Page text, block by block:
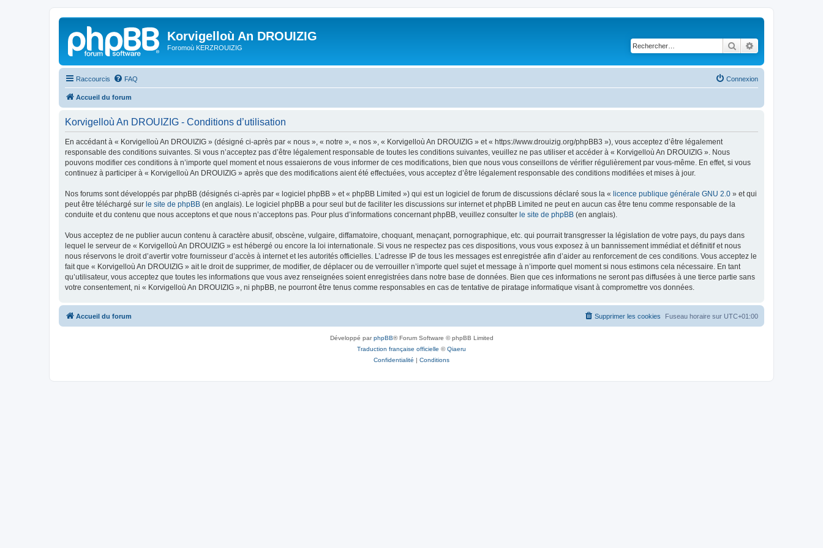
Korvigelloù An DROUIZIG
Foromoù KERZROUIZIG Rechercher
Raccourcis FAQ Connexion
Accueil du forum
Korvigelloù An DROUIZIG - Conditions d’utilisation
En accédant à « Korvigelloù An DROUIZIG » (désigné ci-après par « nous », « notre », « nos », « Korvigelloù An DROUIZIG » et « https://www.drouizig.org/phpBB3 »), vous acceptez d’être légalement
responsable des conditions suivantes. Si vous n’acceptez pas d’être légalement responsable de toutes les conditions suivantes, veuillez ne pas utiliser et accéder à « Korvigelloù An DROUIZIG ». Nous
pouvons modifier ces conditions à n’importe quel moment et nous essaierons de vous informer de ces modifications, bien que nous vous conseillons de vérifier régulièrement par vous-même. En effet, si vous
continuez à participer à « Korvigelloù An DROUIZIG » après que des modifications aient été effectuées, vous acceptez d’être légalement responsable des conditions modifiées et mises à jour.
Nos forums sont développés par phpBB (désignés ci-après par « logiciel phpBB » et « phpBB Limited ») qui est un logiciel de forum de discussions déclaré sous la « licence publique générale GNU 2.0 » et qui
peut être téléchargé sur le site de phpBB (en anglais). Le logiciel phpBB a pour seul but de faciliter les discussions sur internet et phpBB Limited ne peut en aucun cas être tenu comme responsable de la
conduite et du contenu que nous acceptons et que nous n’acceptons pas. Pour plus d’informations concernant phpBB, veuillez consulter le site de phpBB (en anglais).
Vous acceptez de ne publier aucun contenu à caractère abusif, obscène, vulgaire, diffamatoire, choquant, menaçant, pornographique, etc. qui pourrait transgresser la législation de votre pays, du pays dans
lequel le serveur de « Korvigelloù An DROUIZIG » est hébergé ou encore la loi internationale. Si vous ne respectez pas ces dispositions, vous vous exposez à un bannissement immédiat et définitif et nous
nous réservons le droit d’avertir votre fournisseur d’accès à internet et les autorités officielles. L’adresse IP de tous les messages est enregistrée afin d’aider au renforcement de ces conditions. Vous acceptez le
fait que « Korvigelloù An DROUIZIG » ait le droit de supprimer, de modifier, de déplacer ou de verrouiller n’importe quel sujet et message à n’importe quel moment si nous estimons cela nécessaire. En tant
qu’utilisateur, vous acceptez que toutes les informations que vous avez renseignées soient enregistrées dans notre base de données. Bien que ces informations ne seront pas diffusées à une tierce partie sans
votre consentement, ni « Korvigelloù An DROUIZIG », ni phpBB, ne pourront être tenus comme responsables en cas de tentative de piratage informatique visant à compromettre vos données.
Accueil du forum Fuseau horaire sur UTC+01:00
Supprimer les cookies
Développé parphpBB® Forum Software © phpBB Limited
Traduction française officielle ©Qiaeru
Confidentialité | Conditions